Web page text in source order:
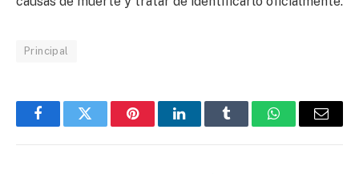
Principal
FacebookTwitter PinterestLinkedInTumblr WhatsAppEmail